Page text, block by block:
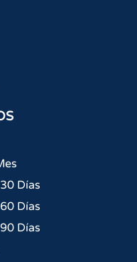
Días
Días
Días